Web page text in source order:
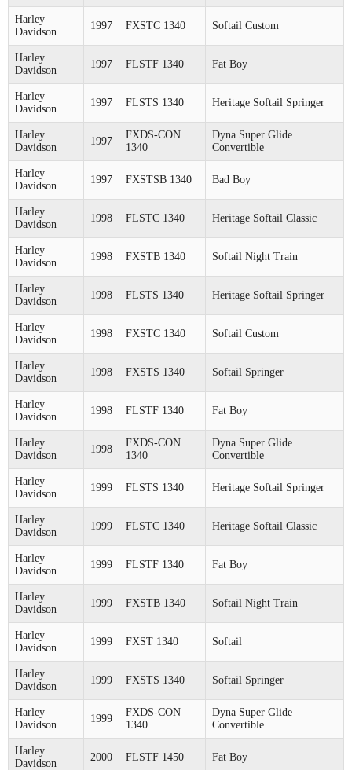
Harley
Davidson
1997 FXSTC 1340 Softail Custom
Harley
Davidson
1997 FLSTF 1340 Fat Boy
Harley
Davidson
1997 FLSTS 1340 Heritage Softail Springer
Harley
Davidson
1997
FXDS-CON
1340
Dyna Super Glide
Convertible
Harley
Davidson
1997 FXSTSB 1340 Bad Boy
Harley
Davidson
1998 FLSTC 1340 Heritage Softail Classic
Harley
Davidson
1998 FXSTB 1340 Softail Night Train
Harley
Davidson
1998 FLSTS 1340 Heritage Softail Springer
Harley
Davidson
1998 FXSTC 1340 Softail Custom
Harley
Davidson
1998 FXSTS 1340 Softail Springer
Harley
Davidson
1998 FLSTF 1340 Fat Boy
Harley
Davidson
1998
FXDS-CON
1340
Dyna Super Glide
Convertible
Harley
Davidson
1999 FLSTS 1340 Heritage Softail Springer
Harley
Davidson
1999 FLSTC 1340 Heritage Softail Classic
Harley
Davidson
1999 FLSTF 1340 Fat Boy
Harley
Davidson
1999 FXSTB 1340 Softail Night Train
Harley
Davidson
1999 FXST 1340 Softail
Harley
Davidson
1999 FXSTS 1340 Softail Springer
Harley
Davidson
1999
FXDS-CON
1340
Dyna Super Glide
Convertible
Harley
Davidson
2000 FLSTF 1450 Fat Boy